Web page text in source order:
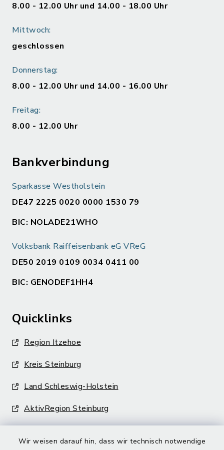
Wir weisen darauf hin, dass wir technisch notwendige
8.00 - 12.00 Uhr und 14.00 - 18.00 Uhr
Mittwoch:
geschlossen
Donnerstag:
8.00 - 12.00 Uhr und 14.00 - 16.00 Uhr
Freitag:
8.00 - 12.00 Uhr
Bankverbindung
Sparkasse Westholstein
DE47 2225 0020 0000 1530 79
BIC: NOLADE21WHO
Volksbank Raiffeisenbank eG VReG
DE50 2019 0109 0034 0411 00
BIC: GENODEF1HH4
Quicklinks
Region Itzehoe
Kreis Steinburg
Land Schleswig-Holstein
AktivRegion Steinburg